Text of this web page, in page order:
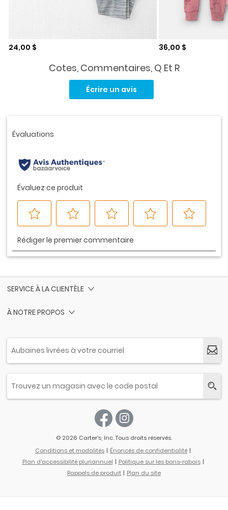
Prix de solde
24,00 $ Prix de solde
36,00 $
Cotes, Commentaires, Q Et R
la
Écrire un avis
SERVICE À LA CLIENTÈLE
À NOTRE PROPOS
© 2026 Carter’s, Inc. Tous droits réservés.
Conditions et modalités
Énoncés de confidentialité
Plan d'accessibilité pluriannuel
Politique sur les bons-rabais
Rappels de produit
Plan du site